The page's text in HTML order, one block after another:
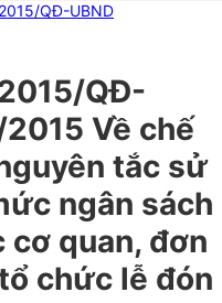
QĐ-UBND
QĐ-
Về chế
tắc sử
ngân sách
cơ quan, đơn
chức lễ đón